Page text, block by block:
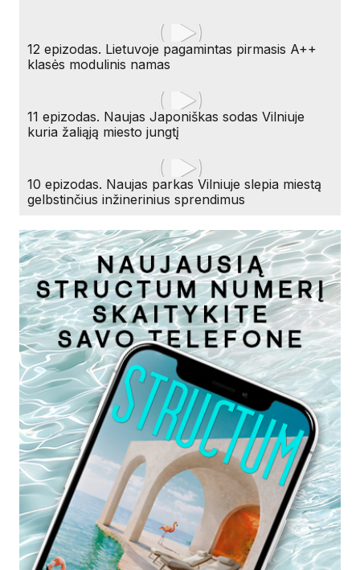
12 epizodas. Lietuvoje pagamintas pirmasis A++
klasės modulinis namas
11 epizodas. Naujas Japoniškas sodas Vilniuje
kuria žaliąją miesto jungtį
10 epizodas. Naujas parkas Vilniuje slepia miestą
gelbstinčius inžinerinius sprendimus